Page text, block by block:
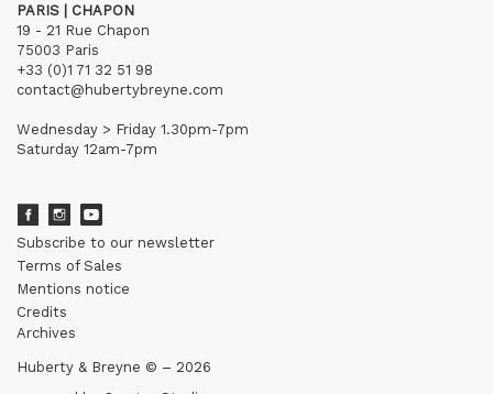
PARIS | CHAPON
19 - 21 Rue Chapon
75003 Paris
+33 (0)1 71 32 51 98
contact@hubertybreyne.com
Wednesday > Friday 1.30pm-7pm
Saturday 12am-7pm
Subscribe to our newsletter
Terms of Sales
Mentions notice
Credits
Archives
Huberty & Breyne © – 2026